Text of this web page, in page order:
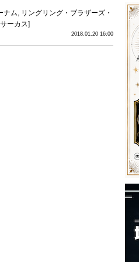
ナム, リングリング・ブラザーズ・
ーカス]
2018.01.20 16:00